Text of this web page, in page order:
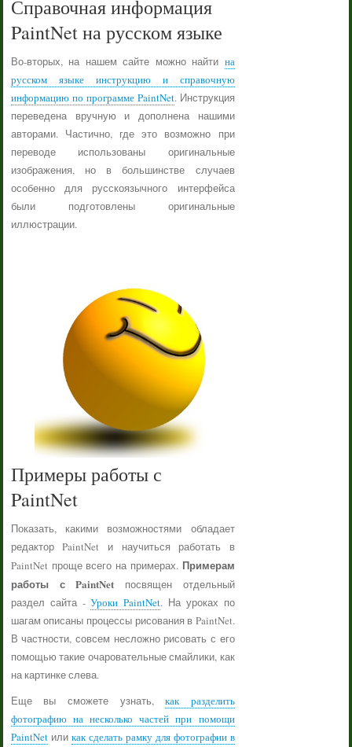
Справочная информация
PaintNet на русском языке
Во-вторых, на нашем сайте можно найти на
русском языке инструкцию и справочную
информацию по программе PaintNet. Инструкция
переведена вручную и дополнена нашими
авторами. Частично, где это возможно при
переводе использованы оригинальные
изображения, но в большинстве случаев
особенно для русскоязычного интерфейса
были подготовлены оригинальные
иллюстрации.
Примеры работы с
PaintNet
Показать, какими возможностями обладает
редактор PaintNet и научиться работать в
PaintNet проще всего на примерах. Примерам
работы с PaintNet посвящен отдельный
раздел сайта -Уроки PaintNet. На уроках по
шагам описаны процессы рисования в PaintNet.
В частности, совсем несложно рисовать с его
помощью такие очаровательные смайлики, как
на картинке слева.
Еще вы сможете узнать,как разделить
фотографию на несколько частей при помощи
PaintNetили как сделать рамку для фотографии в